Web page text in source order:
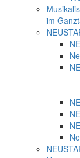
im